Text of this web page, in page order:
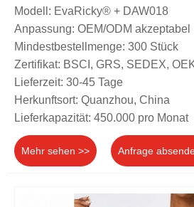
Modell: EvaRicky® + DAW018
Anpassung: OEM/ODM akzeptabel
Mindestbestellmenge: 300 Stück
Zertifikat: BSCI, GRS, SEDEX,
Lieferzeit: 30-45 Tage
Herkunftsort: Quanzhou, China
Lieferkapazität: 450.000 pro Monat
Mehr sehen >> Anfrage